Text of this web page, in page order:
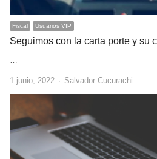
Fiscal Usuarios VIP
Seguimos con la carta porte y su
…
1 junio, 2022 Author
Salvador Cucurachi